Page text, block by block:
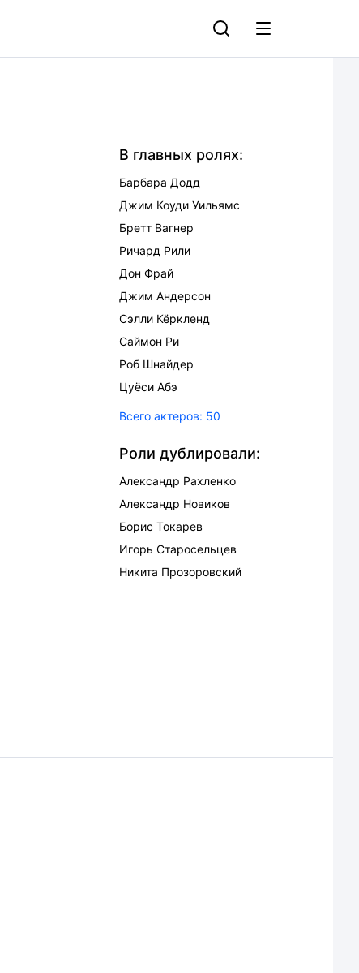
В главных ролях:
Барбара Додд
Джим Коуди Уильямс
Бретт Вагнер
Ричард Рили
Дон Фрай
Джим Андерсон
Сэлли Кёркленд
Саймон Ри
Роб Шнайдер
Цуёси Абэ
Всего актеров: 50
Роли дублировали:
Александр Рахленко
Александр Новиков
Борис Токарев
Игорь Старосельцев
Никита Прозоровский